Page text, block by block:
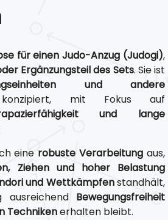
für einen Judo-Anzug (Judogi),
Ergänzungsteil des Sets. Sie ist
und andere
mit Fokus auf
und lange
eine robuste Verarbeitung aus,
Ziehen und hoher Belastung
und Wettkämpfenstandhält,
ausreichend Bewegungsfreiheit
Technikenerhalten bleibt.